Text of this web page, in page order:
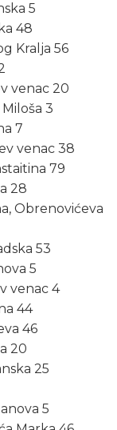
5
48
Kralja 56
venac 20
3
7
venac 38
79
28
Obrenovićeva
53
5
venac 4
44
46
20
25
5